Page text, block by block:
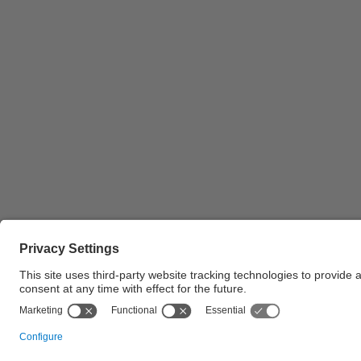
Tres rectors d'universitats catalanes conversant
distesament a la trobada de rectors en motiu
actes del 50è aniversari de la UPC al despaxt de
rector